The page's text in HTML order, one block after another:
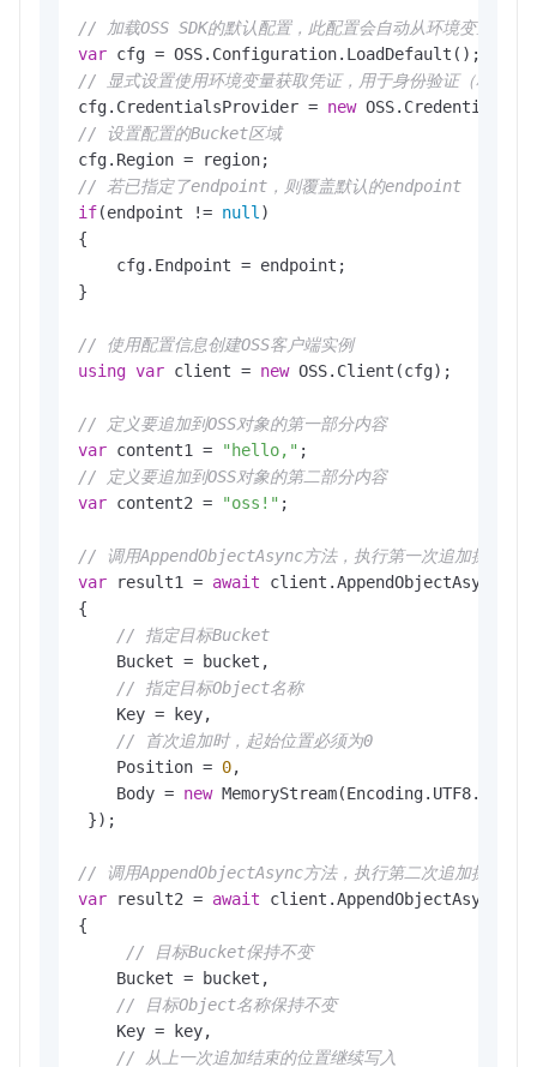
// 加载OSS SDK的默认配置，此配置会自动从环境变量中读
var
// 显式设置使用环境变量获取凭证，用于身份验证（格式：
cfg.CredentialsProvider = new
// 设置配置的Bucket区域
// 若已指定了endpoint，则覆盖默认的endpoint
if(endpoint != null )
{
    cfg.Endpoint = endpoint;
}
// 使用配置信息创建OSS客户端实例
using var client = new OSS.Client(cfg);
// 定义要追加到OSS对象的第一部分内容
var content1 = "hello,"
// 定义要追加到OSS对象的第二部分内容
var content2 = "oss!" ;
// 调用AppendObjectAsync方法，执行第一次追加操作
var result1 = await client.AppendObjectAsync(
{
// 指定目标Bucket
    Bucket = bucket,
// 指定目标Object名称
    Key = key,
// 首次追加时，起始位置必须为0
    Position =
0,
    Body =
new
});
// 调用AppendObjectAsync方法，执行第二次追加操作，
var result2 = await client.AppendObjectAsync(
{
// 目标Bucket保持不变
    Bucket = bucket,
// 目标Object名称保持不变
    Key = key,
// 从上一次追加结束的位置继续写入